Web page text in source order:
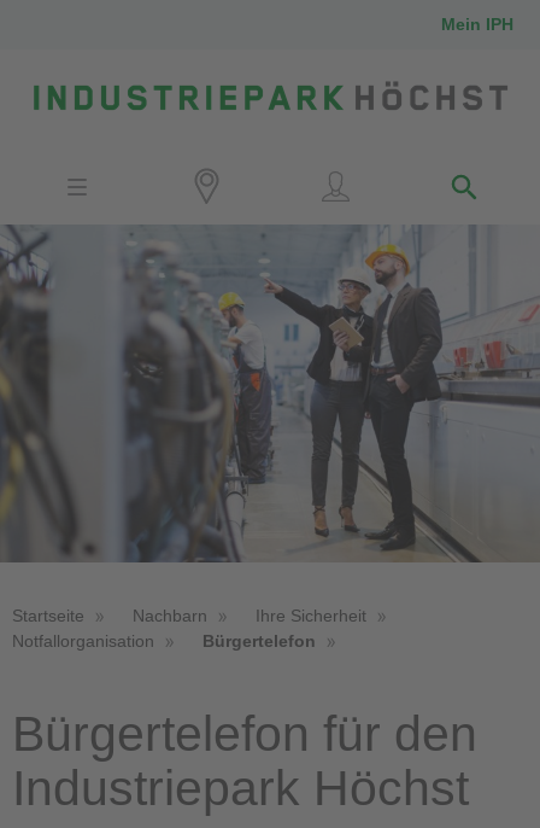
Mein IPH
IPH-Mitarbeiter
Nachbarn
Medien
Anfahrt
Startseite Nachbarn
Ihre Sicherheit
Notfallorganisation
Bürgertelefon
Bürgertelefon für den
Industriepark Höchst